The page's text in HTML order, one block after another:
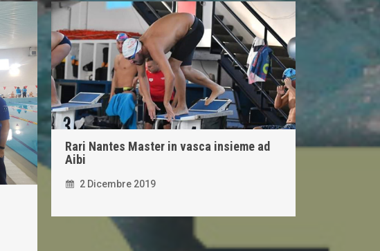
Rari Nantes Master in vasca insieme ad
Aibi
2 Dicembre 2019